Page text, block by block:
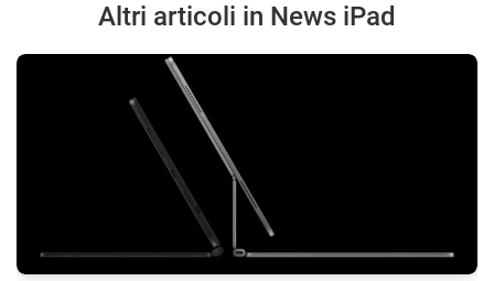
Altri articoli in News iPad